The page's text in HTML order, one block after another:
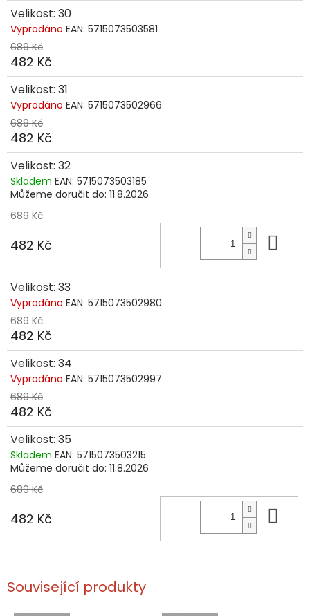
Velikost: 30
Vyprodáno EAN: 5715073503581
689 Kč
482 Kč
Velikost: 31
Vyprodáno EAN: 5715073502966
689 Kč
482 Kč
Velikost: 32
Skladem EAN: 5715073503185
Můžeme doručit do: 11.8.2026
689 Kč
482 Kč
Velikost: 33
Vyprodáno EAN: 5715073502980
689 Kč
482 Kč
Velikost: 34
Vyprodáno EAN: 5715073502997
689 Kč
482 Kč
Velikost: 35
Skladem EAN: 5715073503215
Můžeme doručit do: 11.8.2026
689 Kč
482 Kč
Související produkty